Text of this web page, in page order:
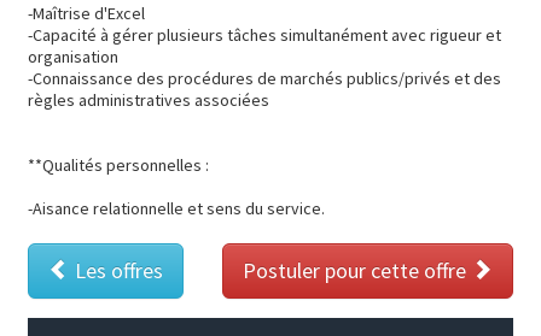
-Maîtrise d'Excel
-Capacité à gérer plusieurs tâches simultanément avec rigueur et
organisation
-Connaissance des procédures de marchés publics/privés et des
règles administratives associées
**Qualités personnelles :
-Aisance relationnelle et sens du service.
Postuler pour cette offre
Les offres